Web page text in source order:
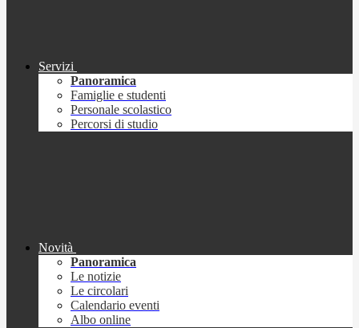
Servizi
Panoramica
Famiglie e studenti
Personale scolastico
Percorsi di studio
Novità
Panoramica
Le notizie
Le circolari
Calendario eventi
Albo online